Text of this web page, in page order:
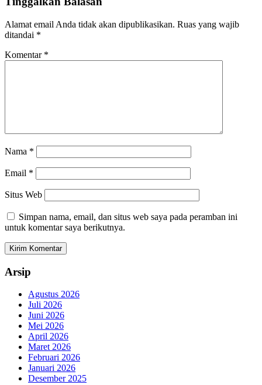
Alamat email Anda tidak akan dipublikasikan. Ruas yang wajib
ditandai *
Komentar *
Nama *
Email *
Situs Web
Simpan nama, email, dan situs web saya pada peramban ini
untuk komentar saya berikutnya.
Arsip
Agustus 2026
Juli 2026
Juni 2026
Mei 2026
April 2026
Maret 2026
Februari 2026
Januari 2026
Desember 2025